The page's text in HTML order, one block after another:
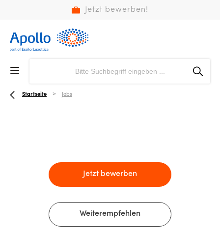
Jetzt bewerben!
Startseite Jobs
Jetzt bewerben
Weiterempfehlen